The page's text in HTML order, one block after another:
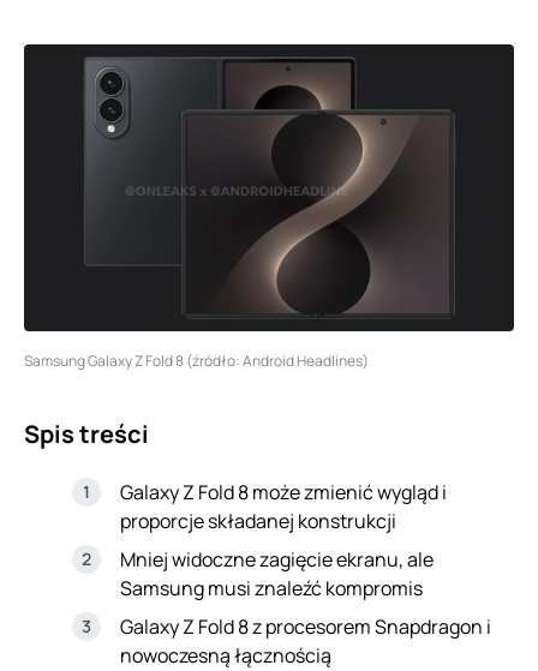
Samsung Galaxy Z Fold 8 (źródło: Android Headlines)
Spis treści
Galaxy Z Fold 8 może zmienić wygląd i
proporcje składanej konstrukcji
Mniej widoczne zagięcie ekranu, ale
Samsung musi znaleźć kompromis
Galaxy Z Fold 8 z procesorem Snapdragon i
nowoczesną łącznością